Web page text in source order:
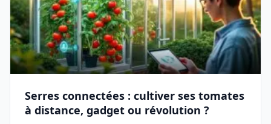
Serres connectées : cultiver ses tomates
à distance, gadget ou révolution ?